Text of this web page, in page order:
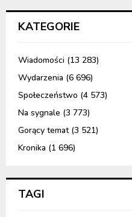
KATEGORIE
Wiadomości (13 283)
Wydarzenia (6 696)
Społeczeństwo (4 573)
Na sygnale (3 773)
Gorący temat(3 521)
Kronika (1 696)
TAGI